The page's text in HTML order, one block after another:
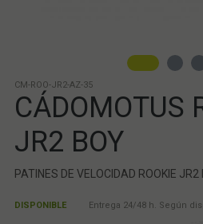
CM-ROO-JR2-AZ-35
CÁDOMOTUS
JR2 BOY
PATINES DE VELOCIDAD ROOKIE
DISPONIBLE Entrega 24/48 h. Según